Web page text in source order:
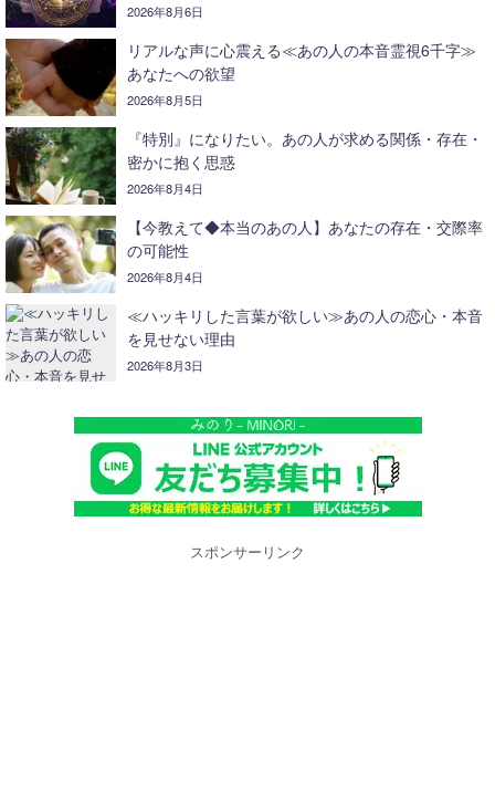
2026年8月6日
リアルな声に心震える≪あの人の本音霊視6千字≫
あなたへの欲望
2026年8月5日
『特別』になりたい。あの人が求める関係・存在・
密かに抱く思惑
2026年8月4日
【今教えて◆本当のあの人】あなたの存在・交際率
の可能性
2026年8月4日
≪ハッキリした言葉が欲しい≫あの人の恋心・本音
を見せない理由
2026年8月3日
スポンサーリンク